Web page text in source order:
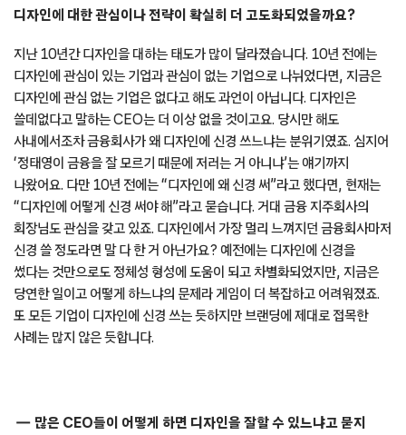
디자인에 대한 관심이나 전략이 확실히 더 고도화되었을까요?
지난 10년간 디자인을 대하는 태도가 많이 달라졌습니다. 10년 전에는
디자인에 관심이 있는 기업과 관심이 없는 기업으로 나뉘었다면, 지금은
디자인에 관심 없는 기업은 없다고 해도 과언이 아닙니다. 디자인은
쓸데없다고 말하는 CEO는 더 이상 없을 것이고요. 당시만 해도
사내에서조차 금융회사가 왜 디자인에 신경 쓰느냐는 분위기였죠. 심지어
‘정태영이 금융을 잘 모르기 때문에 저러는 거 아니냐’는 얘기까지
나왔어요. 다만 10년 전에는 “디자인에 왜 신경 써”라고 했다면, 현재는
“디자인에 어떻게 신경 써야 해”라고 묻습니다. 거대 금융 지주회사의
회장님도 관심을 갖고 있죠. 디자인에서 가장 멀리 느껴지던 금융회사마저
신경 쓸 정도라면 말 다 한 거 아닌가요? 예전에는 디자인에 신경을
썼다는 것만으로도 정체성 형성에 도움이 되고 차별화되었지만, 지금은
당연한 일이고 어떻게 하느냐의 문제라 게임이 더 복잡하고 어려워졌죠.
또 모든 기업이 디자인에 신경 쓰는 듯하지만 브랜딩에 제대로 접목한
사례는 많지 않은 듯합니다.
많은 CEO들이 어떻게 하면 디자인을 잘할 수 있느냐고 묻지